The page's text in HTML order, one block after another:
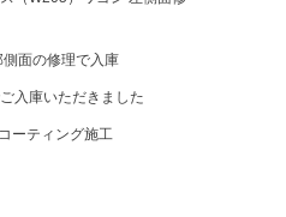
面の修理で入庫
入庫いただきました
ーティング施工